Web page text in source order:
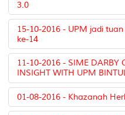
3.0
15-10-2016 - UPM jadi
ke-14
11-10-2016 - SIME DARBY
INSIGHT WITH UPM
01-08-2016 - Khazanah